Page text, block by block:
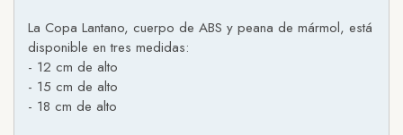
La Copa Lantano, cuerpo de ABS y peana de mármol, está
disponible en tres medidas:
- 12 cm de alto
- 15 cm de alto
- 18 cm de alto